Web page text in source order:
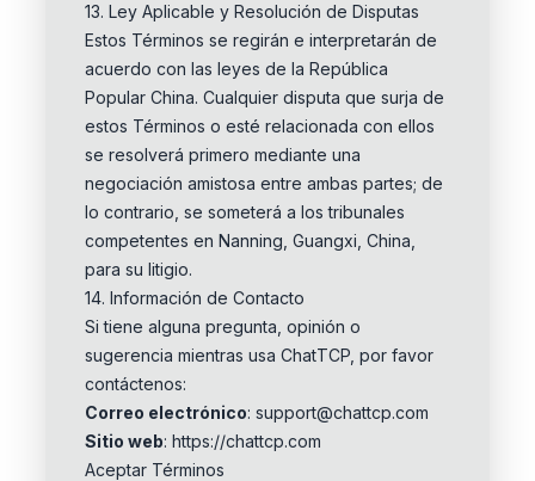
13. Ley Aplicable y Resolución de Disputas
Estos Términos se regirán e interpretarán de
acuerdo con las leyes de la República
Popular China. Cualquier disputa que surja de
estos Términos o esté relacionada con ellos
se resolverá primero mediante una
negociación amistosa entre ambas partes; de
lo contrario, se someterá a los tribunales
competentes en Nanning, Guangxi, China,
para su litigio.
14. Información de Contacto
Si tiene alguna pregunta, opinión o
sugerencia mientras usa ChatTCP, por favor
contáctenos:
Correo electrónico: support@chattcp.com
Sitio web: https://chattcp.com
Aceptar Términos